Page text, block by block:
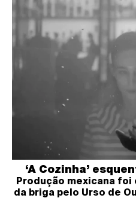
‘A Cozinha’
Produção mexicana
da briga pelo Urso de